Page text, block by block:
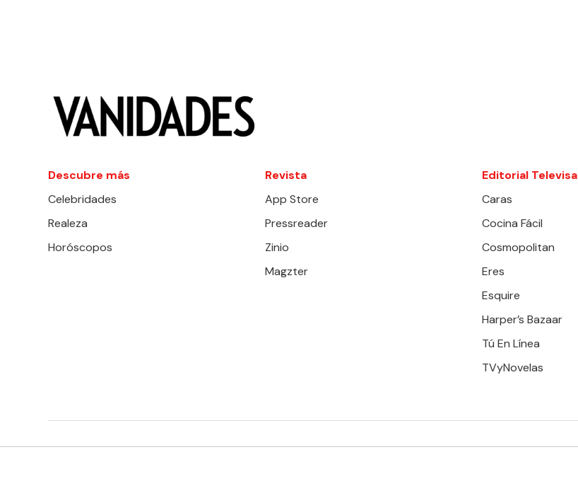
Descubre más
Celebridades
Realeza
Horóscopos
Revista
App Store
Pressreader
Zinio
Magzter
Editorial Televisa
Caras
Cocina Fácil
Cosmopolitan
Eres
Esquire
Harper’s Bazaar
Tú En Línea
TVyNovelas
EDITORIAL TELEVISA S.A. DE C.V. TODOS LOS DERECHOS RESERVADOS. TBG - EDITORIAL TELEVISA - LIFESTYLES